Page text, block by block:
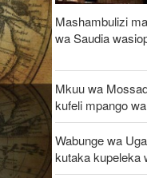
Mashambulizi
wa Saudia
Mkuu wa
kufeli mpango
Wabunge wa
kutaka kupeleka